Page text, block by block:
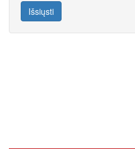
Išsiųsti